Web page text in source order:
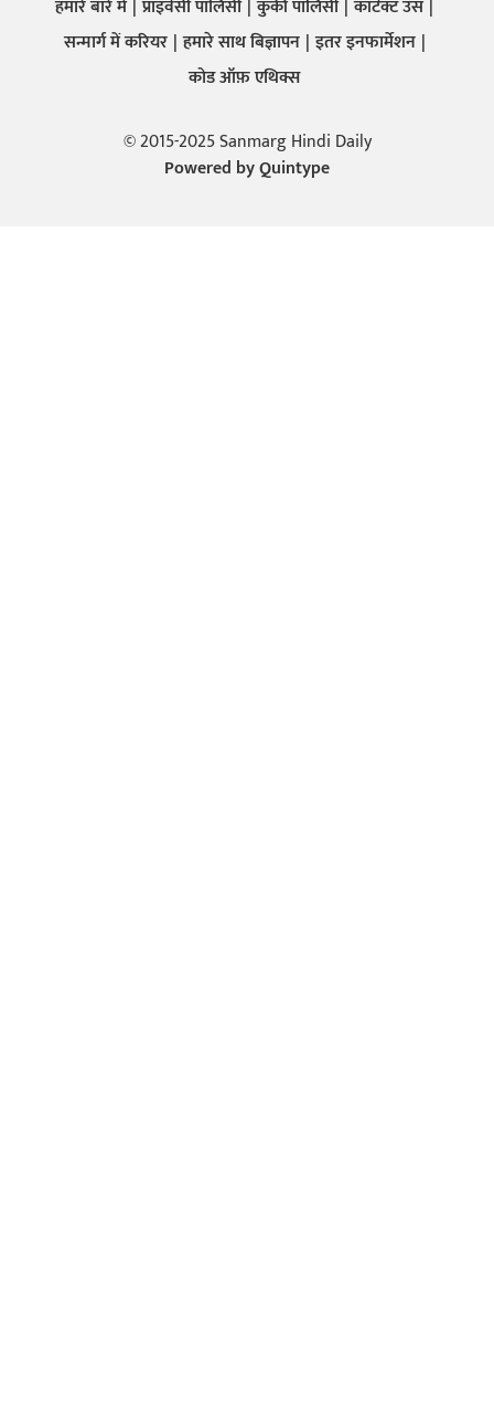
हमारे बारे में प्राइवेसी पालिसी कुकी पालिसी कांटेक्ट उस
सन्मार्ग में करियर हमारे साथ बिज्ञापन इतर इनफार्मेशन
कोड ऑफ़ एथिक्स
© 2015-2025 Sanmarg Hindi Daily
Powered byQuintype